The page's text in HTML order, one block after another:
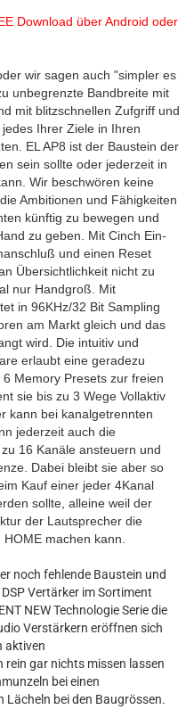
Download über Android oder
wir sagen auch "simpler es
unbegrenzte Bandbreite mit
mit blitzschnellen Zufgriff und
Ihrer Ziele in Ihren
EL AP8 ist der Baustein der
sein sollte oder jederzeit in
Wir beschwören keine
Ambitionen und Fähigkeiten
künftig zu bewegen und
zu geben. Mit Cinch Ein-
und einen Reset
Übersichtlichkeit nicht zu
nur Handgroß. Mit
in 96KHz/32 Bit Sampling
am Markt gleich und das
wird. Die intuitiv und
erlaubt eine geradezu
Memory Presets zur freien
sie bis zu 3 Wege Vollaktiv
kann bei kanalgetrennten
jederzeit auch die
16 Kanäle ansteuern und
Dabei bleibt sie aber so
Kauf einer jeder 4Kanal
sollte, alleine weil der
der Lautsprecher die
machen kann.
noch fehlende Baustein und
Vertärker im Sortiment
NEW Technologie Serie die
Verstärkern eröffnen sich
aktiven
gar nichts missen lassen
bei einen
Lächeln bei den Baugrössen.